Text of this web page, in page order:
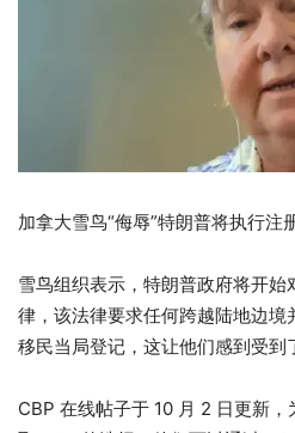
加拿大雪鸟“侮辱”特朗普将执行注
雪鸟组织表示，特朗普政府将开
律，该法律要求任何跨越陆地边
移民当局登记，这让他们感到受到
CBP 在线帖子于 10 月 2 日更新